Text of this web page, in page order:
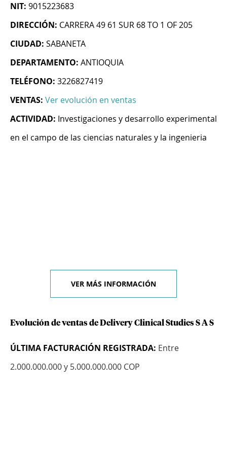
NIT: 9015223683
DIRECCIÓN: CARRERA 49 61 SUR 68 TO 1 OF 205
CIUDAD: SABANETA
DEPARTAMENTO: ANTIOQUIA
TELÉFONO: 3226827419
VENTAS: Ver evolución en ventas
ACTIVIDAD: Investigaciones y desarrollo experimental
en el campo de las ciencias naturales y la ingenieria
VER MÁS INFORMACIÓN
Evolución de ventas de Delivery Clinical Studies S A S
ÚLTIMA FACTURACIÓN REGISTRADA: Entre
2.000.000.000 y 5.000.000.000 COP